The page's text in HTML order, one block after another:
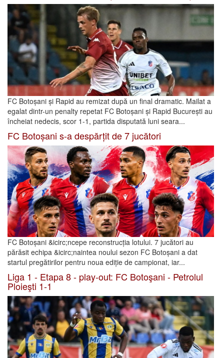
FC Botoșani și Rapid au remizat după un final dramatic. Mailat a
egalat dintr-un penalty repetat FC Botoșani și Rapid București au
încheiat nedecis, scor 1-1, partida disputată luni seara...
FC Botoșani s-a despărțit de 7 jucători
FC Botoșani &icirc;ncepe reconstrucția lotului. 7 jucători au
părăsit echipa &icirc;naintea noului sezon FC Botoșani a dat
startul pregătirilor pentru noua ediție de campionat, iar...
Liga 1 - Etapa 8 - play-out: FC Botoşani - Petrolul
Ploieşti 1-1